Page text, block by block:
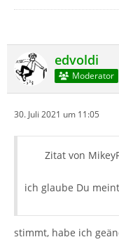
edvoldi
Moderator
30. Juli 2021 um 11:05
Zitat von
ich glaube Du
stimmt, habe ich